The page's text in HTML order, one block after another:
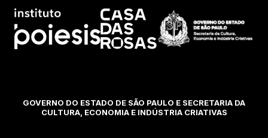
Acessar site do Poiesis (Abre em nova aba)
Acessar site da Casa das
GOVERNO DO ESTADO DE SÃO PAULO E SECRETARIA DA
CULTURA, ECONOMIA E INDÚSTRIA CRIATIVAS